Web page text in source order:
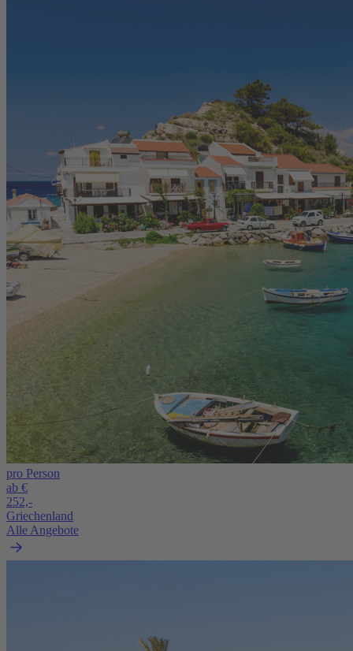
pro Person
ab €
252,-
Griechenland
Alle Angebote